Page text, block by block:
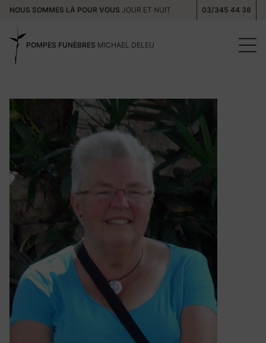
NOUS SOMMES LÀ POUR VOUS JOUR ET NUIT 03/345 44 38
POMPES FUNÈBRES MICHAEL DELEU